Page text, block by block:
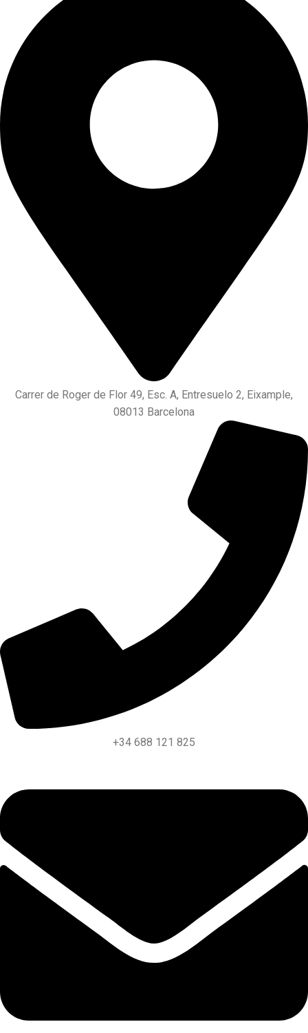
Carrer de Roger de Flor 49, Esc. A, Entresuelo 2, Eixample,
08013 Barcelona
+34 688 121 825